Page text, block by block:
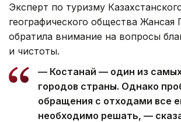
Эксперт по туризму
географического общества Жансая
обратила внимание на вопросы
и чистоты.
— Костанай — один из
городов страны. Однако
обращения с отходами все
необходимо решать, —